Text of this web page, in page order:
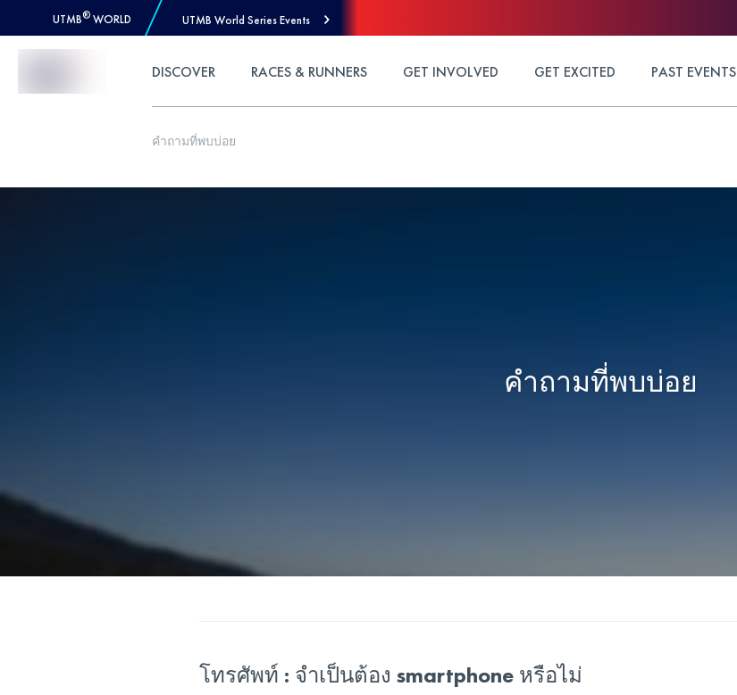
UTMB® WORLD UTMB World Series Events
DISCOVER RACES & RUNNERS GET INVOLVED GET EXCITED PAST EVENTS
คำถามที่พบบ่อย
คำถามที่พบบ่อย
โทรศัพท์ : จำเป็นต้อง smartphone หรือไม่